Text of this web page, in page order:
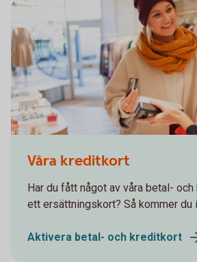
Våra kreditkort
Har du fått något av våra betal-
ett ersättningskort? Så kommer du
Aktivera betal- och kreditkort